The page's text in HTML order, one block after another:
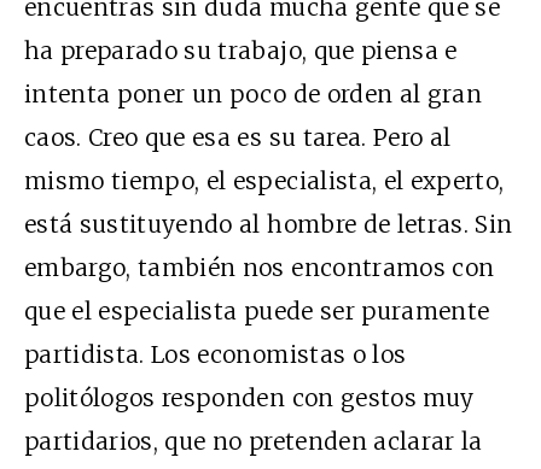
encuentras sin duda mucha gente que se
ha preparado su trabajo, que piensa e
intenta poner un poco de orden al gran
caos. Creo que esa es su tarea. Pero al
mismo tiempo, el especialista, el experto,
está sustituyendo al hombre de letras. Sin
embargo, también nos encontramos con
que el especialista puede ser puramente
partidista. Los economistas o los
politólogos responden con gestos muy
partidarios, que no pretenden aclarar la